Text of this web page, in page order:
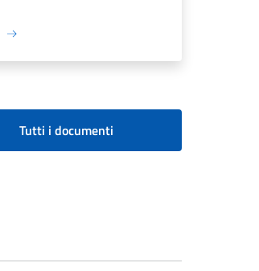
Tutti i documenti